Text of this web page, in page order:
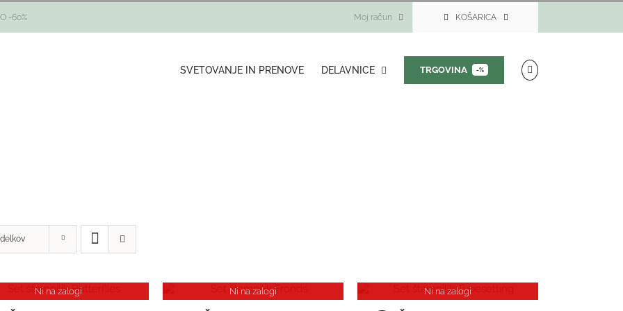
-60% Moj račun KOŠARICA
SVETOVANJE IN PRENOVE DELAVNICE TRGOVINA -%
Ni na zalogi Ni na zalogi Ni na zalogi